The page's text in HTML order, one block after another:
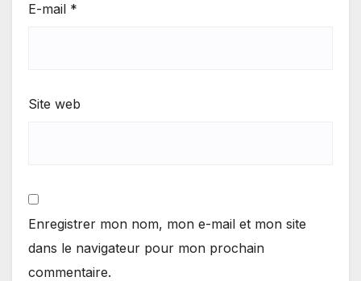
E-mail *
Site web
Enregistrer mon nom, mon e-mail et mon site
dans le navigateur pour mon prochain
commentaire.